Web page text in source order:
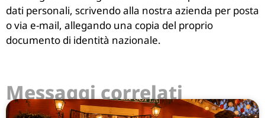
dati personali, scrivendo alla nostra azienda per posta
o via e-mail, allegando una copia del proprio
documento di identità nazionale.
Messaggi correlati